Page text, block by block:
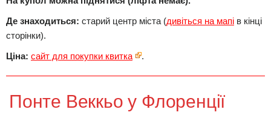
Де знаходиться: старий центр міста (дивіться на мапі в кінці
сторінки).
Ціна: сайт для покупки квитка .
Понте Веккьо у Флоренції